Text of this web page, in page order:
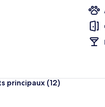
principaux (12)